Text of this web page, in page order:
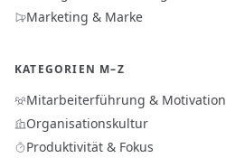
Marketing & Marke
KATEGORIEN M–Z
Mitarbeiterführung & Motivation
Organisationskultur
Produktivität & Fokus